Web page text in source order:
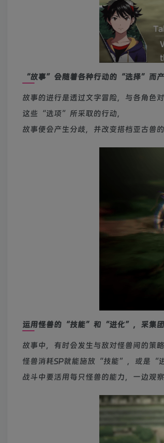
“故事”会随着各种行动的“选择”而
故事的进行是透过文字冒险，与各角色
这些“选项”所采取的行动，
故事便会产生分歧，并改变搭档亚古兽的
运用怪兽的“技能”和“进化”，采集
故事中，有时会发生与敌对怪兽间的策
怪兽消耗SP就能施放“技能”，或是“
战斗中要活用每只怪兽的能力，一边观